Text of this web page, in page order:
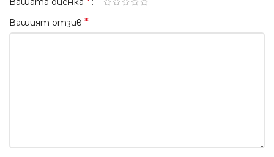
Вашият отзив *